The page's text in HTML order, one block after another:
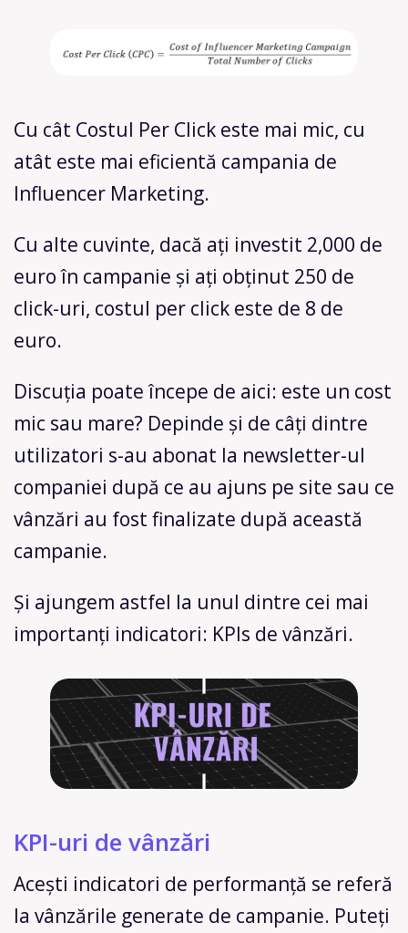
Cu cât Costul Per Click este mai mic, cu
atât este mai eficientă campania de
Influencer Marketing.
Cu alte cuvinte, dacă ați investit 2,000 de
euro în campanie și ați obținut 250 de
click-uri, costul per click este de 8 de
euro.
Discuția poate începe de aici: este un cost
mic sau mare? Depinde și de câți dintre
utilizatori s-au abonat la newsletter-ul
companiei după ce au ajuns pe site sau ce
vânzări au fost finalizate după această
campanie.
Și ajungem astfel la unul dintre cei mai
importanți indicatori: KPIs de vânzări.
KPI-uri de vânzări
Acești indicatori de performanță se referă
la vânzările generate de campanie. Puteți